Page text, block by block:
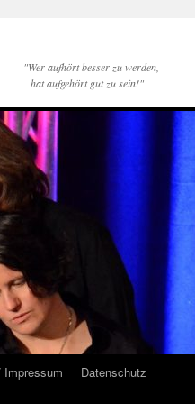
"Wer aufhört besser zu werden,
hat aufgehört gut zu sein!"
Impressum Datenschutz